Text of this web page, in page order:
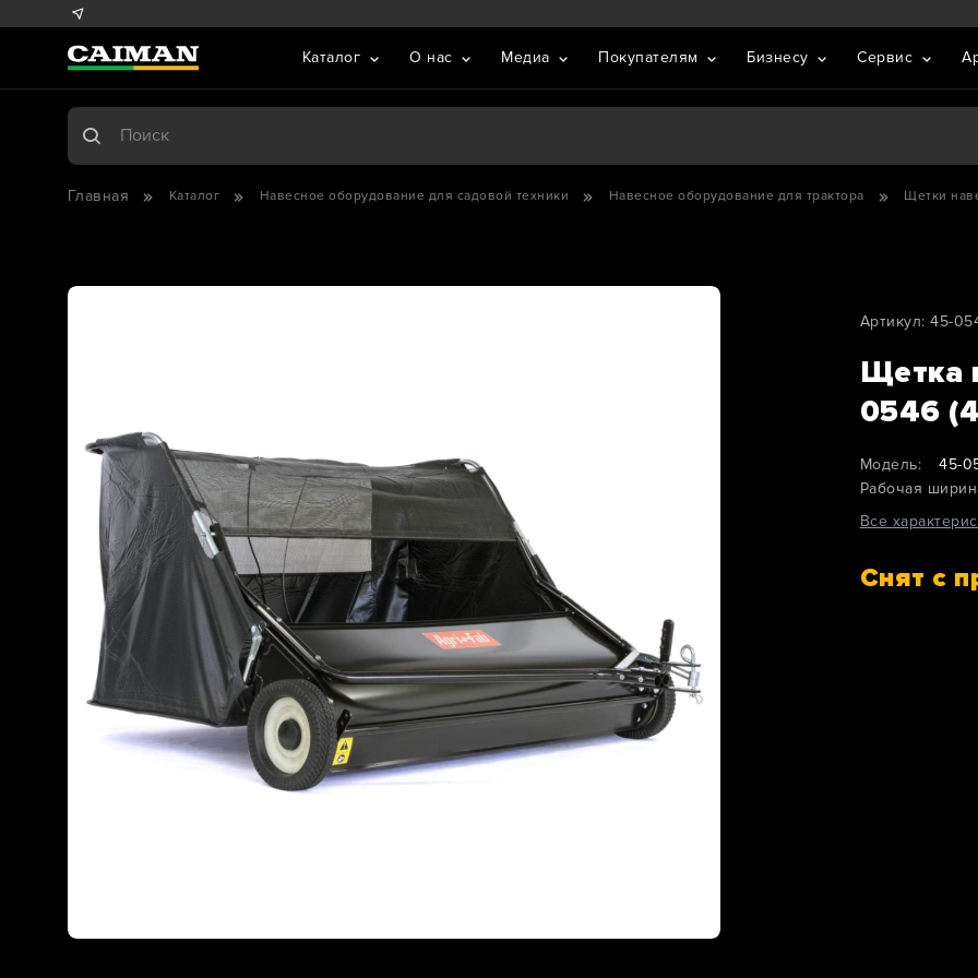
Каталог О нас Медиа Покупателям Бизнесу Сервис
Главная Каталог Навесное оборудование для садовой техники Навесное оборудование для трактора Щетки
Артикул: 45-
Щетка
0546
Модель:
45-
Рабочая
Все
Снят с